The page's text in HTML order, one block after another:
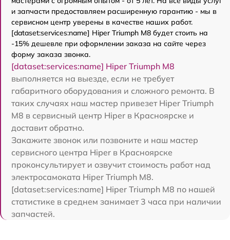
и запчасти предоставляем расширенную гарантию - мы в
сервисном центр уверены в качестве наших работ.
[dataset:services:name] Hiper Triumph M8 будет стоить на
-15% дешевле при оформлении заказа на сайте через
форму заказа звонка.
[dataset:services:name] Hiper Triumph M8
выполняется на выезде, если не требует
габаритного оборудования и сложного ремонта. В
таких случаях наш мастер привезет Hiper Triumph
M8 в сервисный центр Hiper в Красноярске и
доставит обратно.
Закажите звонок или позвоните и наш мастер
сервисного центра Hiper в Красноярске
проконсультирует и озвучит стоимость работ над
электросамоката Hiper Triumph M8.
[dataset:services:name] Hiper Triumph M8 по нашей
статистике в среднем занимает 3 часа при наличии
запчастей.